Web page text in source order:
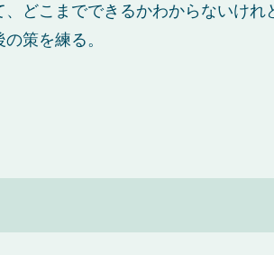
、どこまでできるかわからないけれ
策を練る。